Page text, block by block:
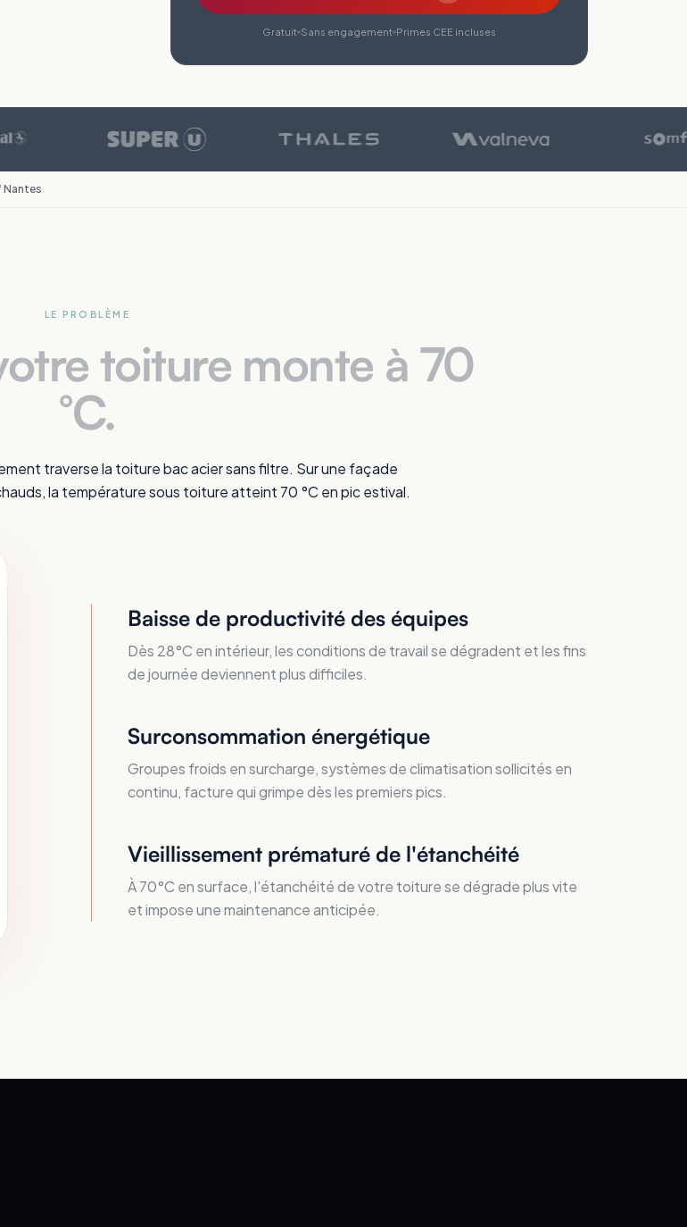
Gratuit Sans engagement Primes CEE incluses
LE PROBLÈME
toiture monte à 70
°C.
traverse la toiture bac acier sans filtre. Sur une façade
la température sous toiture atteint 70 °C en pic estival.
Baisse de productivité des équipes
Dès 28°C en intérieur, les conditions de travail se dégradent et les fins
de journée deviennent plus difficiles.
Surconsommation énergétique
Groupes froids en surcharge, systèmes de climatisation sollicités en
continu, facture qui grimpe dès les premiers pics.
Vieillissement prématuré de l'étanchéité
À 70°C en surface, l'étanchéité de votre toiture se dégrade plus vite
et impose une maintenance anticipée.